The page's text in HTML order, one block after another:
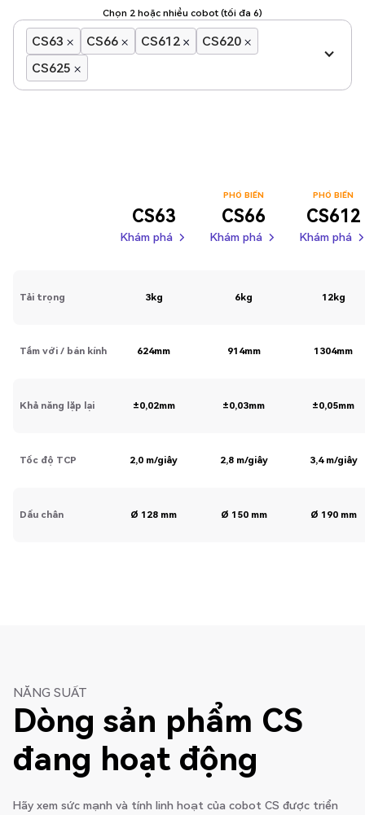
Chọn 2 hoặc nhiều cobot (tối đa 6)
CS63 CS66 CS612
CS620
CS625
Tải trọng
Tầm với / bán kính
Khả năng lặp lại
Tốc độ TCP
Dấu chân
CS63
Khám phá
3kg
624mm
±0,02mm
2,0 m/giây
Ø 128 mm
PHỔ BIẾN
CS66
Khám phá
6kg
914mm
±0,03mm
2,8 m/giây
Ø 150 mm
PHỔ BIẾN
CS612
Khám phá
12kg
1304mm
±0,05mm
3,4 m/giây
Ø 190 mm
NĂNG SUẤT
Dòng sản phẩm CS
đang hoạt động
Hãy xem sức mạnh và tính linh hoạt của cobot CS được triển